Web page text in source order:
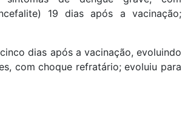
19 dias após a vacinação;
dias após a vacinação, evoluindo
com choque refratário; evoluiu para